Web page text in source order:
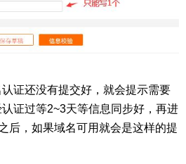
证还没有提交好，就会提示需要
证过等2~3天等信息同步好，再进
后，如果域名可用就会是这样的提